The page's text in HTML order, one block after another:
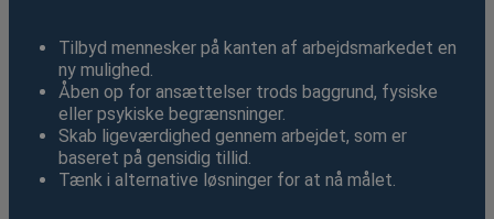
Tilbyd mennesker på kanten af arbejdsmarkedet en
ny mulighed.
Åben op for ansættelser trods baggrund, fysiske
eller psykiske begrænsninger.
Skab ligeværdighed gennem arbejdet, som er
baseret på gensidig tillid.
Tænk i alternative løsninger for at nå målet.